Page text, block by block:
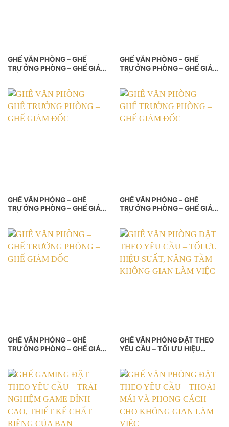
GHẾ VĂN PHÒNG – GHẾ
TRƯỞNG PHÒNG – GHẾ GIÁM
GHẾ VĂN PHÒNG – GHẾ
TRƯỞNG PHÒNG – GHẾ GIÁM
GHẾ VĂN PHÒNG – GHẾ
TRƯỞNG PHÒNG – GHẾ GIÁM
GHẾ VĂN PHÒNG – GHẾ
TRƯỞNG PHÒNG – GHẾ GIÁM
GHẾ VĂN PHÒNG – GHẾ
TRƯỞNG PHÒNG – GHẾ GIÁM
GHẾ VĂN PHÒNG ĐẶT THEO
YÊU CẦU – TỐI ƯU HIỆU